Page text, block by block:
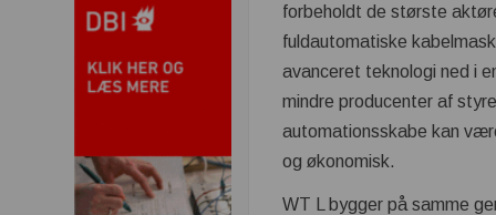
forbeholdt de største
fuldautomatiske
avanceret teknologi ned i
mindre producenter af
automationsskabe kan
og økonomisk.
WT L bygger på samme